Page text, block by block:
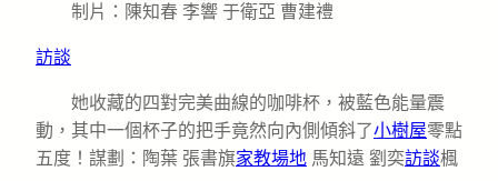
制片：陳知春 李響 于衛亞 曹建禮
訪談
她收藏的四對完美曲線的咖啡杯，被藍色能量震
動，其中一個杯子的把手竟然向內側傾斜了小樹屋零點
五度！謀劃：陶葉 張書旗家教場地 馬知遠 劉奕訪談楓